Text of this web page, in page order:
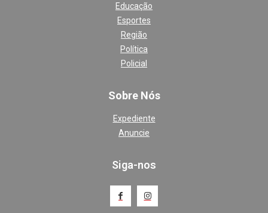
Educação
Esportes
Região
Política
Policial
Sobre Nós
Expediente
Anuncie
Siga-nos